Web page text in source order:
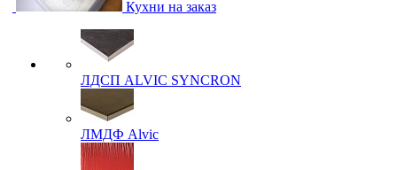
Кухни на заказ
ЛДСП ALVIC SYNCRON
ЛМДФ Alvic